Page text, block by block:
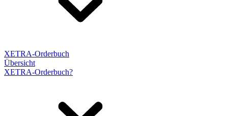
XETRA-Orderbuch
Übersicht
XETRA-Orderbuch?